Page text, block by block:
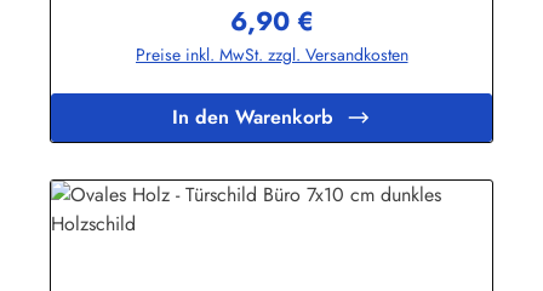
Massivholz gefertigt, mehrfach lackiert und geschliffen, dann
ebenfalls in Handarbeit mit Siebdruck beschriftet und mit
einem Schutzlack versehen. Das Holz ist abgelagert, es
auf unserem Farmgrundstück entwurzelten Bäumen.
Geringfügige Abweichungen in der Maserung sind
fertigungsbedingt.Herstellerinformationen:Buddel-Bini Inh.
Hamburginfo@buddel.de
Regulärer Preis:
6,90 €
Preise inkl. MwSt. zzgl. Versandkosten
In den Warenkorb